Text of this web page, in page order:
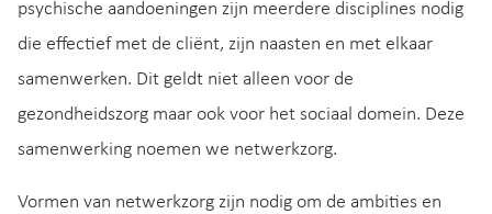
psychische aandoeningen zijn meerdere disciplines nodig
die effectief met de cliënt, zijn naasten en met elkaar
samenwerken. Dit geldt niet alleen voor de
gezondheidszorg maar ook voor het sociaal domein. Deze
samenwerking noemen we netwerkzorg.
Vormen van netwerkzorg zijn nodig om de ambities en